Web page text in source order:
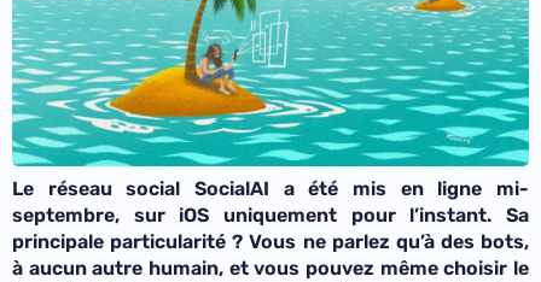
Le réseau social SocialAI a été mis en ligne mi-
septembre, sur iOS uniquement pour l’instant. Sa
principale particularité ? Vous ne parlez qu’à des bots,
à aucun autre humain, et vous pouvez même choisir le